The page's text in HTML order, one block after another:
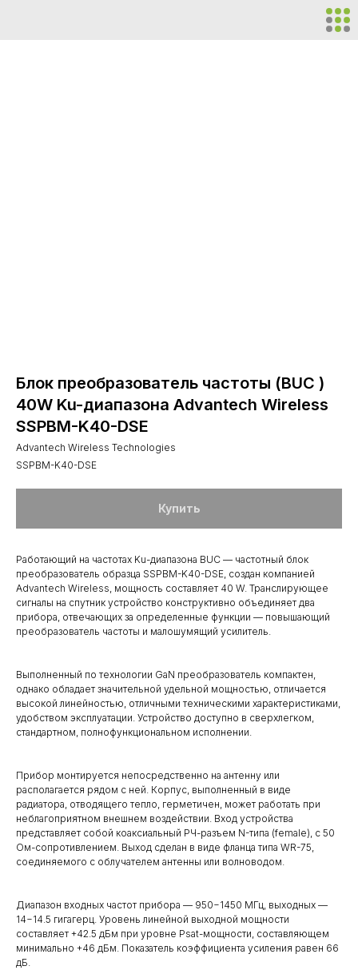
Блок преобразователь частоты (BUC )
40W Ku-диапазона Advantech Wireless
SSPBM-K40-DSE
Advantech Wireless Technologies
SSPBM-K40-DSE
Купить
Работающий на частотах Ku-диапазона BUC — частотный блок
преобразователь образца SSPBM-K40-DSE, создан компанией
Advantech Wireless, мощность составляет 40 W. Транслирующее
сигналы на спутник устройство конструктивно объединяет два
прибора, отвечающих за определенные функции — повышающий
преобразователь частоты и малошумящий усилитель.
Выполненный по технологии GaN преобразователь компактен,
однако обладает значительной удельной мощностью, отличается
высокой линейностью, отличными техническими характеристиками,
удобством эксплуатации. Устройство доступно в сверхлегком,
стандартном, полнофункциональном исполнении.
Прибор монтируется непосредственно на антенну или
располагается рядом с ней. Корпус, выполненный в виде
радиатора, отводящего тепло, герметичен, может работать при
неблагоприятном внешнем воздействии. Вход устройства
представляет собой коаксиальный РЧ-разъем N-типа (female), с 50
Ом-сопротивлением. Выход сделан в виде фланца типа WR-75,
соединяемого с облучателем антенны или волноводом.
Диапазон входных частот прибора — 950−1450 МГц, выходных —
14−14.5 гигагерц. Уровень линейной выходной мощности
составляет +42.5 дБм при уровне Psat-мощности, составляющем
минимально +46 дБм. Показатель коэффициента усиления равен 66
дБ.